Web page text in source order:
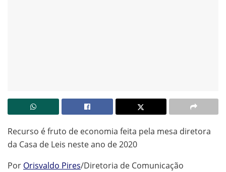
Recurso é fruto de economia feita pela mesa diretora
da Casa de Leis neste ano de 2020
Por Orisvaldo Pires/Diretoria de Comunicação